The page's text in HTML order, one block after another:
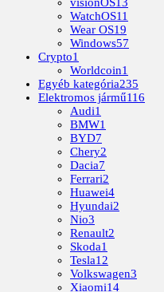
WatchOS11
Wear OS19
Windows57
Crypto1
Worldcoin1
Egyéb kategória235
Elektromos jármű116
Audi1
BMW1
BYD7
Chery2
Dacia7
Ferrari2
Huawei4
Hyundai2
Nio3
Renault2
Skoda1
Tesla12
Volkswagen3
Xiaomi14